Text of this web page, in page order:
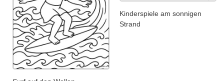
Kinderspiele am sonnigen
Strand